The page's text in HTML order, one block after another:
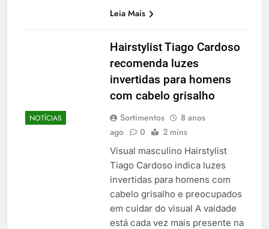
Leia Mais
NOTÍCIAS
Hairstylist Tiago Cardoso
recomenda luzes
invertidas para homens
com cabelo grisalho
Sortimentos
8 anos
ago
0 2 mins
Visual masculino Hairstylist
Tiago Cardoso indica luzes
invertidas para homens com
cabelo grisalho e preocupados
em cuidar do visual A vaidade
está cada vez mais presente na